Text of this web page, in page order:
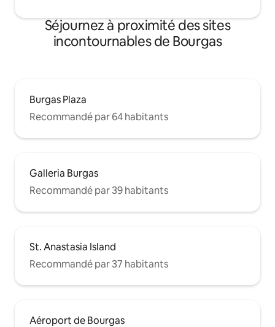
Séjournez à proximité des sites
incontournables de Bourgas
Burgas Plaza
Recommandé par 64 habitants
Galleria Burgas
Recommandé par 39 habitants
St. Anastasia Island
Recommandé par 37 habitants
Aéroport de Bourgas